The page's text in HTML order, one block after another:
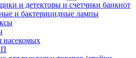
и детекторы и счетчики банкнот
и бактерицидные лампы
насекомых